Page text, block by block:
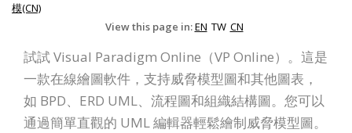
模(CN)
View this page in:EN TW CN
試試 Visual Paradigm Online（VP Online）。這是
一款在線繪圖軟件，支持威脅模型圖和其他圖表，
如 BPD、ERD UML、流程圖和組織結構圖。您可以
通過簡單直觀的 UML 編輯器輕鬆繪制威脅模型圖。